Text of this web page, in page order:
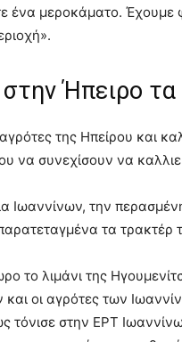
ένα μεροκάματο. Έχουμε
Ήπειρο
της Ηπείρου και
να συνεχίσουν να
Ιωαννίνων, την
τα τρακτέρ
το λιμάνι της
οι αγρότες των
τόνισε στην ΕΡΤ